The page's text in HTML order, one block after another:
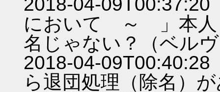
2018-04-
において ～ 」本人
名じゃない？（ベル
2018-04-
ら退団処理（除名）